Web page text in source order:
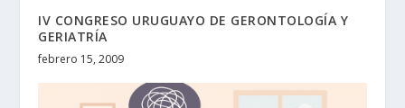
IV CONGRESO URUGUAYO DE GERONTOLOGÍA Y
GERIATRÍA
febrero 15, 2009